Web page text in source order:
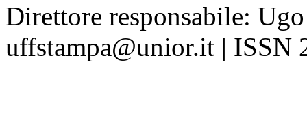
Direttore responsabile:
uffstampa@unior.it | ISSN